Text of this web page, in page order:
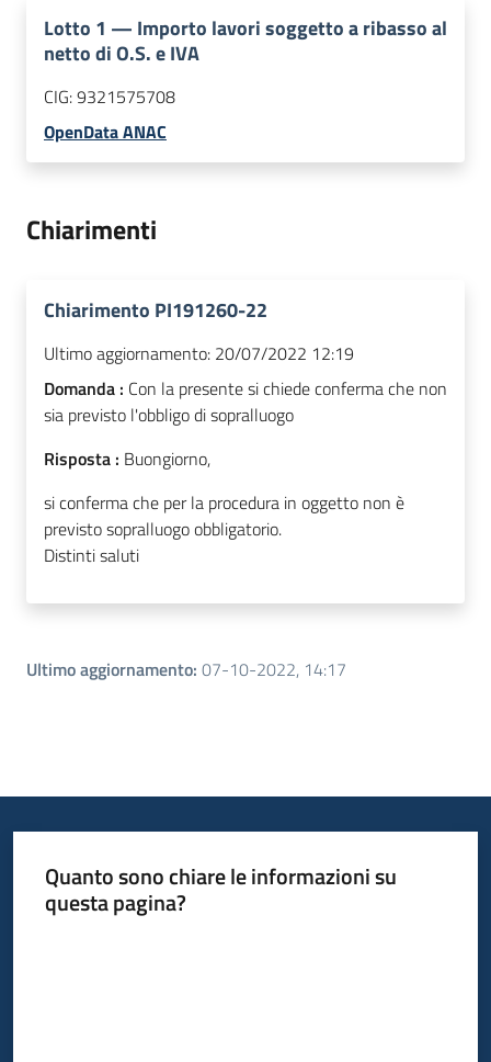
Lotto 1 — Importo lavori soggetto a ribasso al
netto di O.S. e IVA
CIG:9321575708
OpenData ANAC
Chiarimenti
Chiarimento PI191260-22
Ultimo aggiornamento: 20/07/2022 12:19
Domanda : Con la presente si chiede conferma che non
sia previsto l'obbligo di sopralluogo
Risposta : Buongiorno,
si conferma che per la procedura in oggetto non è
previsto sopralluogo obbligatorio.
Distinti saluti
Ultimo aggiornamento: 07-10-2022, 14:17
Quanto sono chiare le informazioni su
questa pagina?